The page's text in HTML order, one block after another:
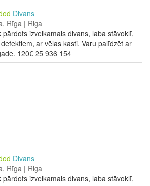
Divans
Rīga | Riga
pārdots izvelkamais divans, laba stāvoklī,
ar vēlas kasti. Varu palīdzēt ar
120€ 25 936 154
Divans
Rīga | Riga
pārdots izvelkamais divans, laba stāvoklī,